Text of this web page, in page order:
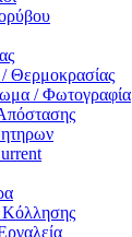
Θερμοκρασίας
/ Φωτογραφία
Κόλλησης